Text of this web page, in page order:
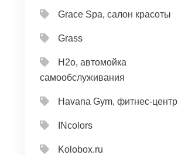
Grace Spa, салон красоты
Grass
H2o, автомойка
самообслуживания
Havana Gym, фитнес-центр
INcolors
Kolobox.ru